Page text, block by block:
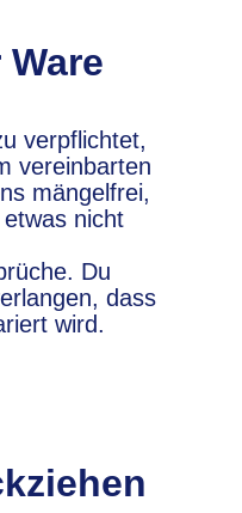
verpflichtet,
vereinbarten
mängelfrei,
nicht
Du
dass
wird.